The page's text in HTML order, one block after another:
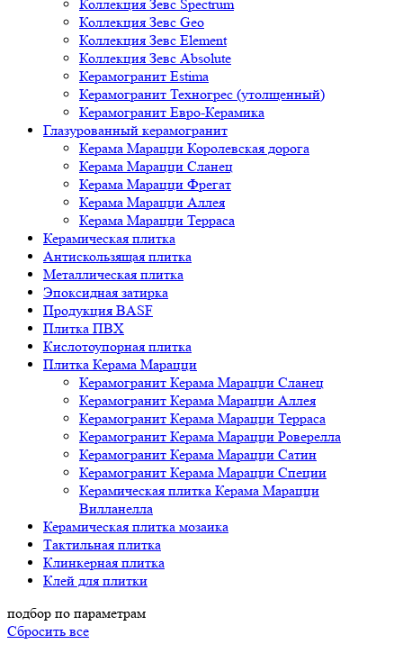
Коллекция Зевс Spectrum
Коллекция Зевс Geo
Коллекция Зевс Element
Коллекция Зевс Absolute
Керамогранит Estima
Керамогранит Техногрес (утолщенный)
Керамогранит Евро-Керамика
Глазурованный керамогранит
Керама Марацци Королевская дорога
Керама Марацци Сланец
Керама Марацци Фрегат
Керама Марацци Аллея
Керама Марацци Терраса
Керамическая плитка
Антискользящая плитка
Металлическая плитка
Эпоксидная затирка
Продукция BASF
Плитка ПВХ
Кислотоупорная плитка
Плитка Керама Марацци
Керамогранит Керама Марацци Сланец
Керамогранит Керама Марацци Аллея
Керамогранит Керама Марацци Терраса
Керамогранит Керама Марацци Роверелла
Керамогранит Керама Марацци Сатин
Керамогранит Керама Марацци Специи
Керамическая плитка Керама Марацци
Вилланелла
Керамическая плитка мозаика
Тактильная плитка
Клинкерная плитка
Клей для плитки
подбор по параметрам
Сбросить все